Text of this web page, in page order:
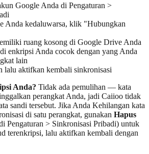
Google Anda di Pengaturan >
Anda kedaluwarsa, klik "Hubungkan
ruang kosong di Google Drive Anda
enkripsi Anda cocok dengan yang Anda
lain
lalu aktifkan kembali sinkronisasi
Anda? Tidak ada pemulihan — kata
perangkat Anda, jadi Caiioo tidak
sandi tersebut. Jika Anda Kehilangan kata
di satu perangkat, gunakan Hapus
Pengaturan > Sinkronisasi Pribadi) untuk
terenkripsi, lalu aktifkan kembali dengan